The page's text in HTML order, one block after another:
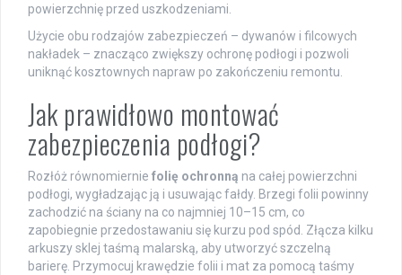
powierzchnię przed uszkodzeniami.
Użycie obu rodzajów zabezpieczeń – dywanów i filcowych
nakładek – znacząco zwiększy ochronę podłogi i pozwoli
uniknąć kosztownych napraw po zakończeniu remontu.
Jak prawidłowo montować
zabezpieczenia podłogi?
Rozłóż równomiernie folię ochronną na całej powierzchni
podłogi, wygładzając ją i usuwając fałdy. Brzegi folii powinny
zachodzić na ściany na co najmniej 10–15 cm, co
zapobiegnie przedostawaniu się kurzu pod spód. Złącza kilku
arkuszy sklej taśmą malarską, aby utworzyć szczelną
barierę. Przymocuj krawędzie folii i mat za pomocą taśmy